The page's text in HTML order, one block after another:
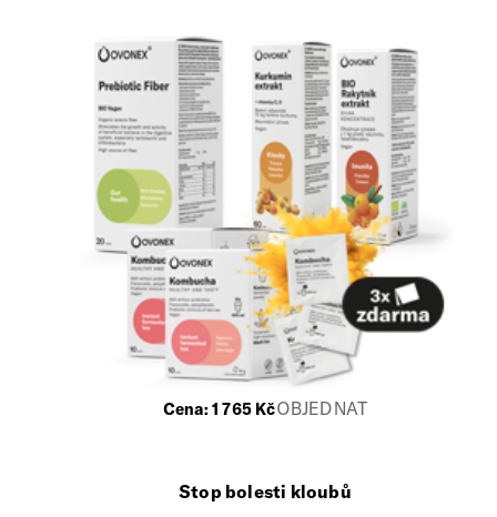
Cena: 1 765 KčOBJEDNAT
Stop bolesti kloubů